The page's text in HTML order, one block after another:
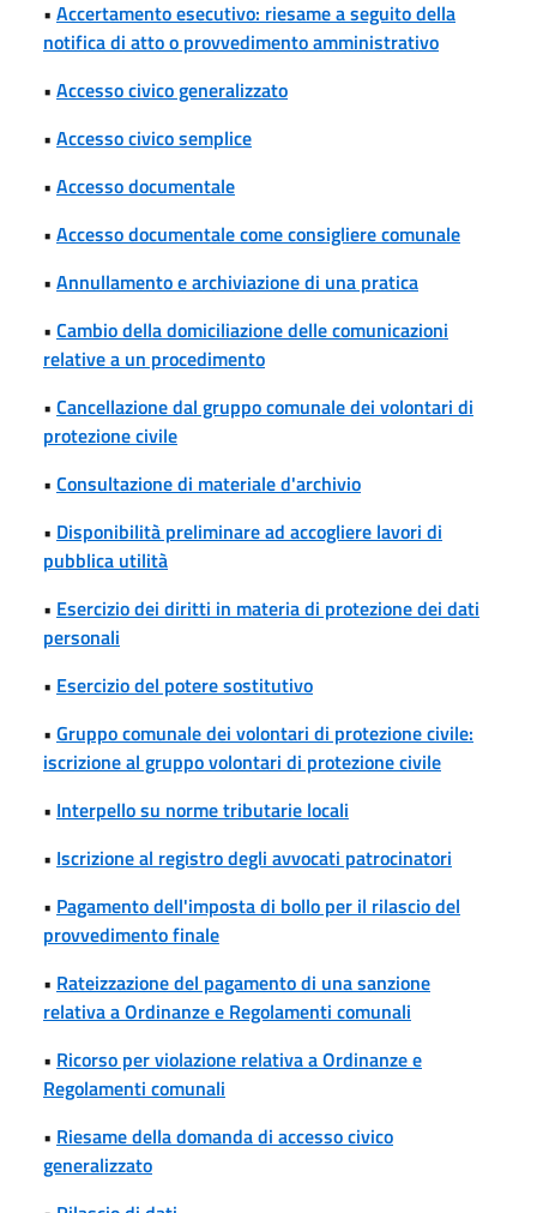
• Accertamento esecutivo: riesame a seguito della
notifica di atto o provvedimento amministrativo
• Accesso civico generalizzato
• Accesso civico semplice
• Accesso documentale
• Accesso documentale come consigliere comunale
• Annullamento e archiviazione di una pratica
• Cambio della domiciliazione delle comunicazioni
relative a un procedimento
• Cancellazione dal gruppo comunale dei volontari di
protezione civile
• Consultazione di materiale d'archivio
• Disponibilità preliminare ad accogliere lavori di
pubblica utilità
• Esercizio dei diritti in materia di protezione dei dati
personali
• Esercizio del potere sostitutivo
• Gruppo comunale dei volontari di protezione civile:
iscrizione al gruppo volontari di protezione civile
• Interpello su norme tributarie locali
• Iscrizione al registro degli avvocati patrocinatori
• Pagamento dell'imposta di bollo per il rilascio del
provvedimento finale
• Rateizzazione del pagamento di una sanzione
relativa a Ordinanze e Regolamenti comunali
• Ricorso per violazione relativa a Ordinanze e
Regolamenti comunali
• Riesame della domanda di accesso civico
generalizzato